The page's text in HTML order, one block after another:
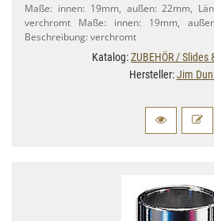
Maße: innen: 19mm, außen: 22mm,
verchromt Maße: innen: 19mm,
Beschreibung: verchromt
Katalog:ZUBEHÖR / Slides
Hersteller:Jim